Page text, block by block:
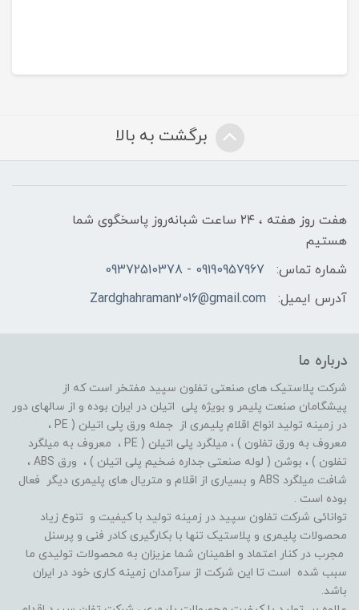
برگشت به بالا
هفت روز هفته ، ۲۴ ساعت شبانه‌روز پاسخگوی شما
هستیم
شماره تماس:
09190957967 - 09372510378
آدرس ایمیل:
Zardghahraman2016@gmail.com
درباره ما
شرکت پلاستیک های صنعتی تفلون سپید مفتخر است که از
پیشگامان صنعت پلیمر و بویژه پلی اتیلن در ایران بوده و از سالهای دور
در زمینه تولید انواع اقلام پلیمری از جمله ورق پلی اتیلن ( PE ،
معروف به ورق تفلون ) ، میلگرد پلی اتیلن ( PE ، معروف به میلگرد
تفلون ) ، بوشن ( لوله صنعتی جداره ضخیم پلی اتیلن ) ، ورق ABS ،
شافت میلگرد ABS و بسیاری از اقلام و متریال های پلیمری دیگر فعال
بوده است .
توانائی شرکت تفلون سپید در زمینه تولید با کیفیت و تنوع زیاد
محصولات پلیمری و پلاستیک تنها با بکارگیری کادر فنی و پرسنل
مجرب در کنار اعتماد و اطمینان شما عزیزان به محصولات تولیدی ما
سبب شده است تا این شرکت از سرآمدان زمینه کاری خود در ایران
باشد.